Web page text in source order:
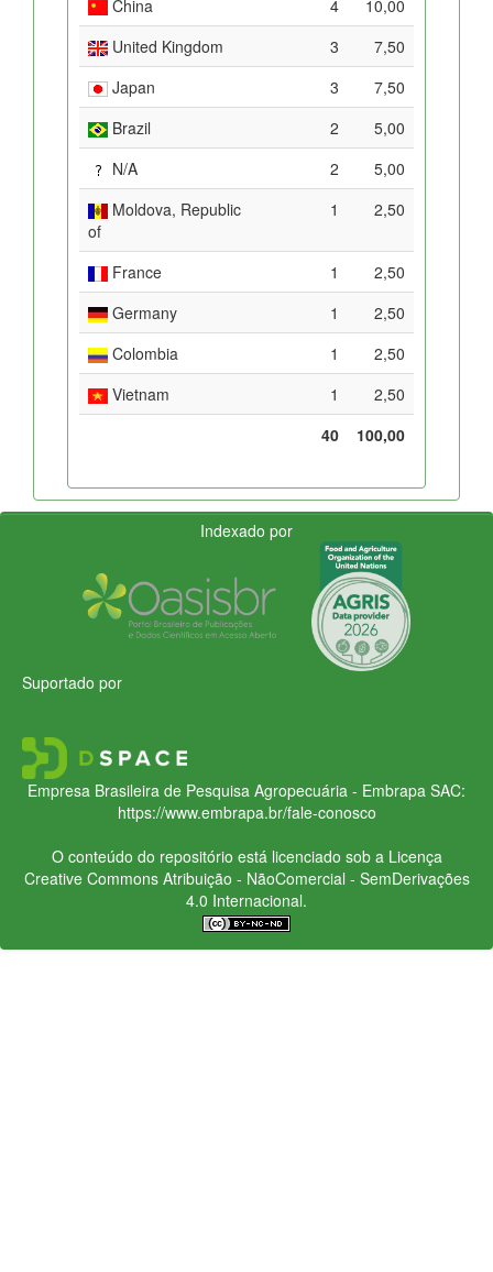
China
4
10,00
United Kingdom
3
7,50
Japan
3
7,50
Brazil
2
5,00
N/A
2
5,00
Moldova, Republic
of
1 2,50
France 1
2,50
Germany
1
2,50
Colombia
1
2,50
Vietnam
1
2,50
40
100,00
Indexado por
Suportado por
Empresa Brasileira de Pesquisa Agropecuária - Embrapa SAC:
https://www.embrapa.br/fale-conosco
O conteúdo do repositório está licenciado sob a Licença
Creative CommonsAtribuição - NãoComercial - SemDerivações
4.0 Internacional.